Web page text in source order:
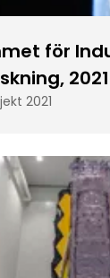
för
2021
2021